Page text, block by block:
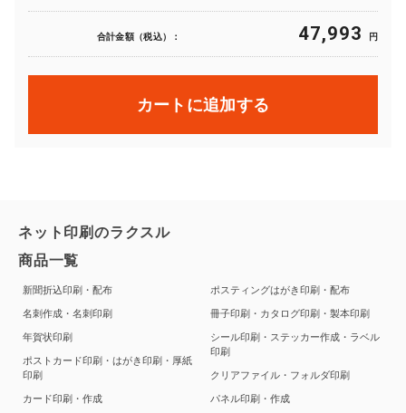
合計金額（税込）： 47,993 円
カートに追加する
ネット印刷のラクスル
商品一覧
新聞折込印刷・配布
名刺作成・名刺印刷
年賀状印刷
ポストカード印刷・はがき印刷・厚紙
印刷
カード印刷・作成
ポスティングはがき印刷・配布
冊子印刷・カタログ印刷・製本印刷
シール印刷・ステッカー作成・ラベル
印刷
クリアファイル・フォルダ印刷
パネル印刷・作成